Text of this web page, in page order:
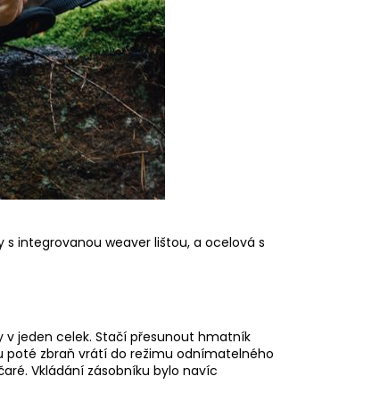
integrovanou weaver lištou, a ocelová s
v jeden celek. Stačí přesunout hmatník
poté zbraň vrátí do režimu odnímatelného
Vkládání zásobníku bylo navíc